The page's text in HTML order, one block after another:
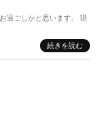
過ごしかと思います。 現
続きを読む